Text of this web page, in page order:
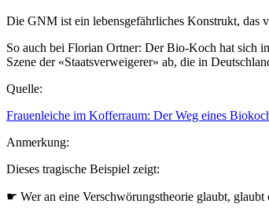
Die GNM ist ein lebensgefährliches Konstrukt, das
So auch bei Florian Ortner: Der Bio-Koch hat sich
Szene der «Staatsverweigerer» ab, die in
Quelle:
Frauenleiche im Kofferraum: Der Weg eines
Anmerkung:
Dieses tragische Beispiel zeigt:
☛ Wer an eine Verschwörungstheorie glaubt,